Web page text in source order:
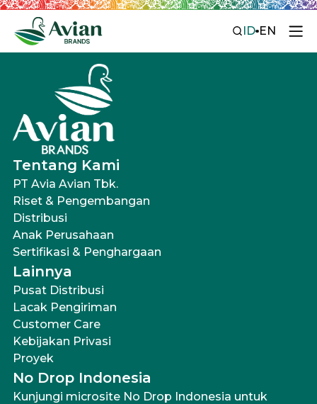
ID EN
Tentang Kami
PT Avia Avian Tbk.
Riset & Pengembangan
Distribusi
Anak Perusahaan
Sertifikasi & Penghargaan
Lainnya
Pusat Distribusi
Lacak Pengiriman
Customer Care
Kebijakan Privasi
Proyek
No Drop Indonesia
Kunjungi microsite No Drop Indonesia untuk